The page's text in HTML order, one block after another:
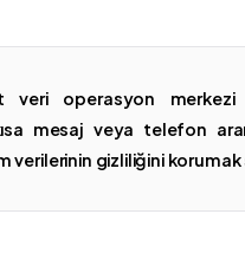
veri operasyon
mesaj veya telefon
gizliliğini korumak